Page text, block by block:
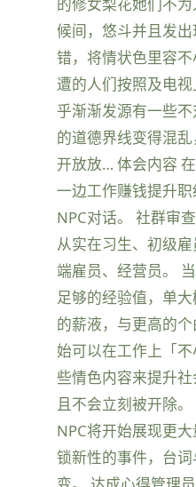
候间，悠斗并且发
错，将情状色里容
遭的人们按照及电
乎渐渐发源有一些
的道德界线变得混
开放放… 体会内容
一边工作赚钱提升
NPC对话。 社群审
从实在习生、初级
端雇员、经营员。
足够的经验值，单
的薪液，与更高的
始可以在工作上「
些情色内容来提升
且不会立刻被开除。
NPC将开始展现更
锁新性的事件，台